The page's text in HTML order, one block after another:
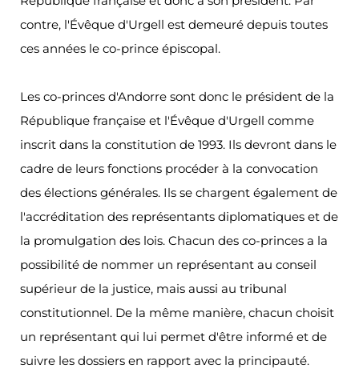
contre, l'Évêque d'Urgell est demeuré depuis toutes
ces années le co-prince épiscopal.
Les co-princes d'Andorre sont donc le président de la
République française et l'Évêque d'Urgell comme
inscrit dans la constitution de 1993. Ils devront dans le
cadre de leurs fonctions procéder à la convocation
des élections générales. Ils se chargent également de
l'accréditation des représentants diplomatiques et de
la promulgation des lois. Chacun des co-princes a la
possibilité de nommer un représentant au conseil
supérieur de la justice, mais aussi au tribunal
constitutionnel. De la même manière, chacun choisit
un représentant qui lui permet d'être informé et de
suivre les dossiers en rapport avec la principauté.